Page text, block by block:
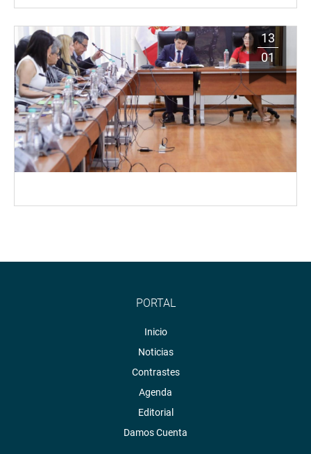
13
01
PORTAL
Inicio
Noticias
Contrastes
Agenda
Editorial
Damos Cuenta